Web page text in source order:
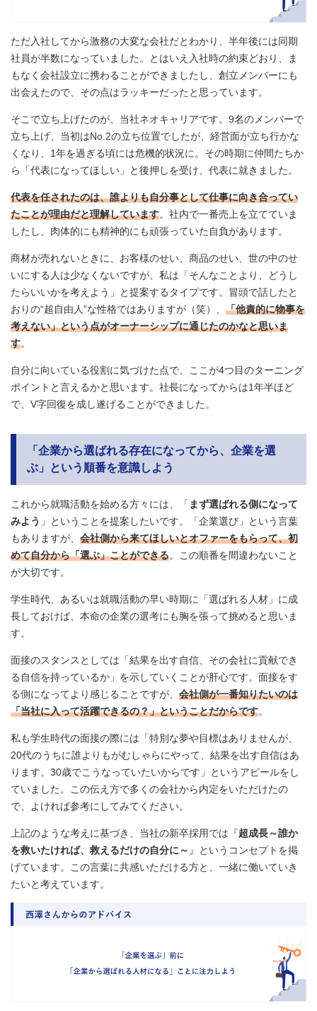
ただ入社してから激務の大変な会社だとわかり、半年後には同期
社員が半数になっていました。とはいえ入社時の約束どおり、ま
もなく会社設立に携わることができましたし、創立メンバーにも
出会えたので、その点はラッキーだったと思っています。
そこで立ち上げたのが、当社ネオキャリアです。9名のメンバーで
立ち上げ、当初はNo.2の立ち位置でしたが、経営面が立ち行かな
くなり、1年を過ぎる頃には危機的状況に。その時期に仲間たちか
ら「代表になってほしい」と後押しを受け、代表に就きました。
代表を任されたのは、誰よりも自分事として仕事に向き合ってい
たことが理由だと理解しています。社内で一番売上を立てていま
したし、肉体的にも精神的にも頑張っていた自負があります。
商材が売れないときに、お客様のせい、商品のせい、世の中のせ
いにする人は少なくないですが、私は「そんなことより、どうし
たらいいかを考えよう」と提案するタイプです。冒頭で話したと
おりの“超自由人”な性格ではありますが（笑）、 「他責的に物事を
考えない」という点がオーナーシップに通じたのかなと思いま
す。
自分に向いている役割に気づけた点で、ここが4つ目のターニング
ポイントと言えるかと思います。社長になってからは1年半ほど
で、V字回復を成し遂げることができました。
「企業から選ばれる存在になってから、企業を選
ぶ」という順番を意識しよう
これから就職活動を始める方々には、「 まず選ばれる側になって
みよう 」ということを提案したいです。「企業選び」という言葉
もありますが、 会社側から来てほしいとオファーをもらって、初
めて自分から「選ぶ」ことができる。この順番を間違わないこと
が大切です。
学生時代、あるいは就職活動の早い時期に「選ばれる人材」に成
長しておけば、本命の企業の選考にも胸を張って挑めると思いま
す。
面接のスタンスとしては「結果を出す自信、その会社に貢献でき
る自信を持っているか」を示していくことが肝心です。面接をす
る側になってより感じることですが、 会社側が一番知りたいのは
「当社に入って活躍できるの？」ということだからです。
私も学生時代の面接の際には「特別な夢や目標はありませんが、
20代のうちに誰よりもがむしゃらにやって、結果を出す自信はあ
ります。30歳でこうなっていたいからです」というアピールをし
ていました。この伝え方で多くの会社から内定をいただけたの
で、よければ参考にしてみてください。
上記のような考えに基づき、当社の新卒採用では『超成長～誰か
を救いたければ、救えるだけの自分に～ 』というコンセプトを掲
げています。この言葉に共感いただける方と、一緒に働いていき
たいと考えています。